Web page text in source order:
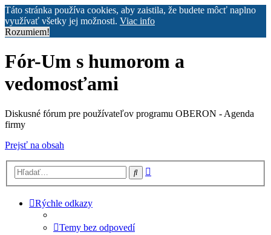
Táto stránka používa cookies, aby zaistila, že budete môcť naplno
využívať všetky jej možnosti. Viac info
Rozumiem!
Fór-Um s humorom a
vedomosťami
Diskusné fórum pre používateľov programu OBERON - Agenda
firmy
Prejsť na obsah
Hľadať
Rýchle odkazy
Temy bez odpovedí